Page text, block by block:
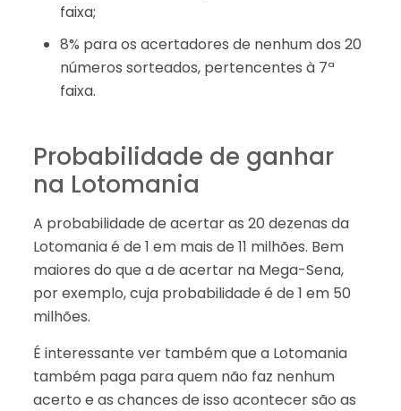
faixa;
8% para os acertadores de nenhum dos 20
números sorteados, pertencentes à 7ª
faixa.
Probabilidade de ganhar
na Lotomania
A probabilidade de acertar as 20 dezenas da
Lotomania é de 1 em mais de 11 milhões. Bem
maiores do que a de acertar na Mega-Sena,
por exemplo, cuja probabilidade é de 1 em 50
milhões.
É interessante ver também que a Lotomania
também paga para quem não faz nenhum
acerto e as chances de isso acontecer são as